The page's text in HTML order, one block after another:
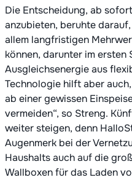
Die Entscheidung, ab
anzubieten, beruhte
allem langfristigen
können, darunter im
Ausgleichsenergie aus
Technologie hilft aber
ab einer gewissen
vermeiden“, so Streng.
weiter steigen, denn
Augenmerk bei der
Haushalts auch auf die
Wallboxen für das Laden